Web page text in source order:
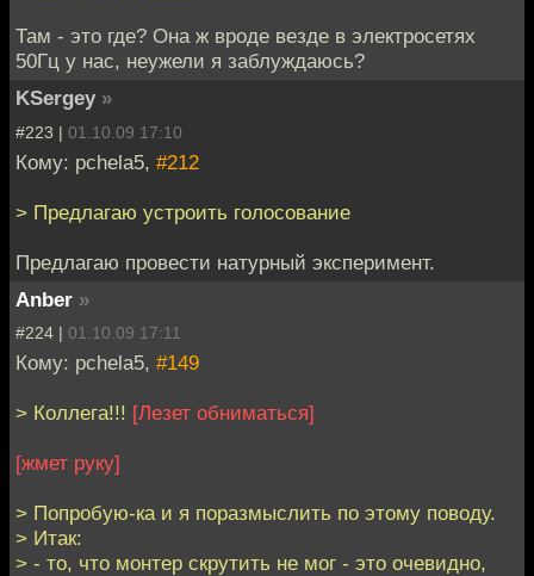
Там - это где? Она ж вроде везде в электросетях
50Гц у нас, неужели я заблуждаюсь?
KSergey »
#223 | 01.10.09 17:10
Кому: pchela5, #212
> Предлагаю устроить голосование
Предлагаю провести натурный эксперимент.
Anber »
#224 | 01.10.09 17:11
Кому: pchela5, #149
> Коллега!!! [Лезет обниматься]
[жмет руку]
> Попробую-ка и я поразмыслить по этому поводу.
> Итак:
> - то, что монтер скрутить не мог - это очевидно,